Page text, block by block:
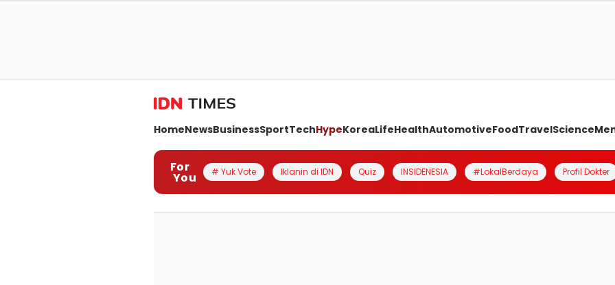
HomeNewsBusinessSportTechHypeKoreaLifeHealthAutomotiveFoodTravelScience
For
You # Yuk Vote Iklanin di IDN Quiz INSIDENESIA #LokalBerdaya Profil Dokter